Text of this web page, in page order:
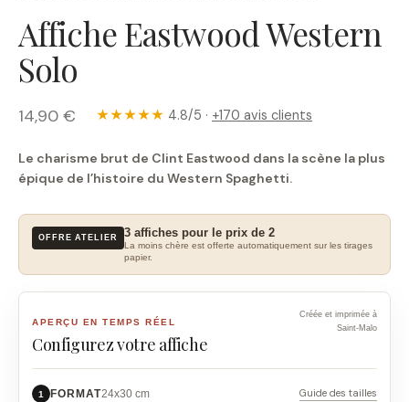
Affiche Eastwood Western
Solo
14,90 € ★★★★★ 4.8/5 · +170 avis clients
Le charisme brut de Clint Eastwood dans la scène la plus
épique de l’histoire du Western Spaghetti.
OFFRE ATELIER 3 affiches pour le prix de 2
La moins chère est offerte automatiquement sur les tirages
papier.
APERÇU EN TEMPS RÉEL
Configurez votre affiche
Créée et imprimée à
Saint-Malo
1 FORMAT24x30 cm Guide des tailles